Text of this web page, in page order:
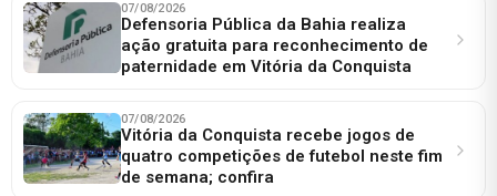
07/08/2026
Defensoria Pública da Bahia realiza
ação gratuita para reconhecimento de
paternidade em Vitória da Conquista
07/08/2026
Vitória da Conquista recebe jogos de
quatro competições de futebol neste fim
de semana; confira